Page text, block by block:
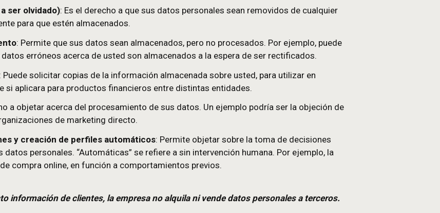
: Otorga el derecho a que sus datos personales sean rectificados en caso de ser incorrectos o
a ser olvidado): Es el derecho a que sus datos personales sean removidos de
: Permite que sus datos sean almacenados, pero no procesados. Por ejemplo,
que datos erróneos acerca de usted son almacenados a la espera de ser rectificados.
datos
: Puede solicitar copias de la información almacenada sobre usted, para utilizar en
caso de si aplicara para productos financieros entre distintas entidades.
el derecho a objetar acerca del procesamiento de sus datos. Un ejemplo podría ser la objeción
decisiones y creación de perfiles automáticos : Permite objetar sobre la toma de decisiones